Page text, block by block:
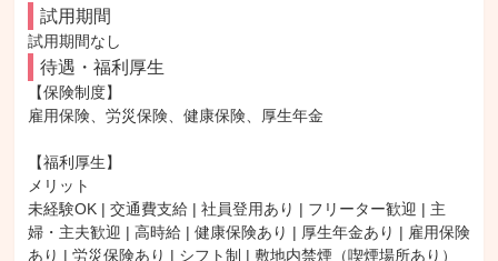
試用期間
試用期間なし
待遇・福利厚生
【保険制度】
雇用保険、労災保険、健康保険、厚生年金
【福利厚生】
メリット
未経験OK | 交通費支給 | 社員登用あり | フリーター歓迎 | 主
婦・主夫歓迎 | 高時給 | 健康保険あり | 厚生年金あり | 雇用保険
あり | 労災保険あり | シフト制 | 敷地内禁煙（喫煙場所あり）